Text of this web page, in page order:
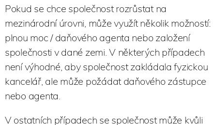
Pokud se chce společnost rozrůstat na
mezinárodní úrovni, může využít několik možností:
plnou moc / daňového agenta nebo založení
společnosti v dané zemi. V některých případech
není výhodné, aby společnost zakládala fyzickou
kancelář, ale může požádat daňového zástupce
nebo agenta.
V ostatních případech se společnost může kvůli